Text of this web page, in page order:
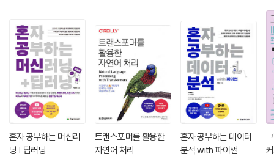
혼자 공부하는 머신러
닝+딥러닝
트랜스포머를 활용한
자연어 처리
혼자 공부하는 데이터
분석 with 파이썬